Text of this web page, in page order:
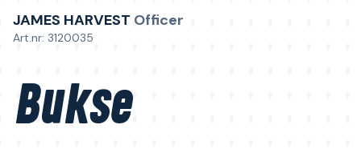
JAMES HARVEST Officer
Art.nr: 3120035
Bukse